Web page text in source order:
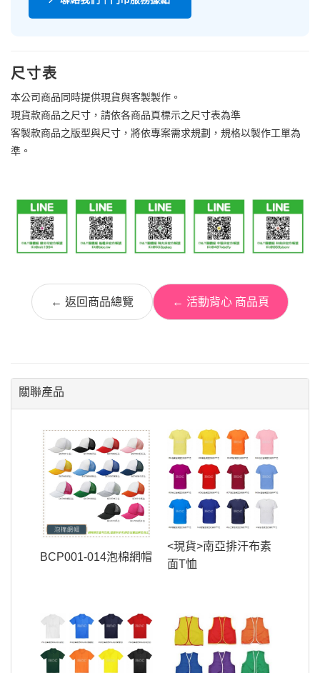
尺寸表
本公司商品同時提供現貨與客製製作。
現貨款商品之尺寸，請依各商品頁標示之尺寸表為準
客製款商品之版型與尺寸，將依專案需求規劃，規格以製作工單為
準。
← 返回商品總覽 ← 活動背心 商品頁
關聯產品
BCP001-014泡棉網帽
<現貨>南亞排汗布素
面T恤